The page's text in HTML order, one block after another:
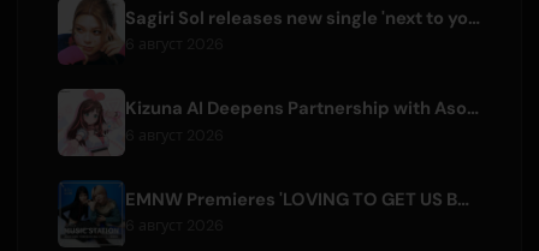
Sagiri Sol releases new single 'next to your love' after hiatus
Kizuna AI Deepens Partnership with Asobisystem Ahead of 10th Anniversary World Tour
EMNW Premieres 'LOVING TO GET US BY' Music Video on August 7